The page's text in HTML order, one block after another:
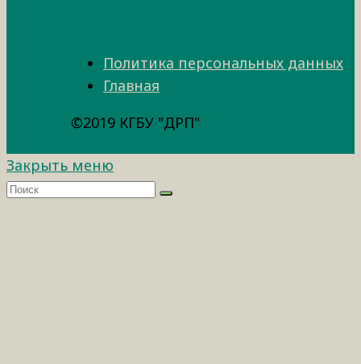
Политика персональных данных
Главная
©2019 КГБУ "ДРП"
Закрыть меню